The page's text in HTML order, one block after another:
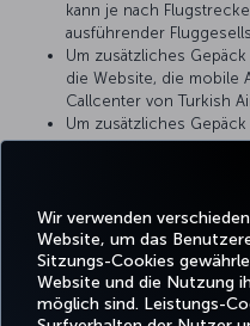
Wir verwenden
Website, um das
Sitzungs-Cookies
Website und die Nutzung
möglich sind. Leistungs-
kann je nach
ausführender
Um zusätzliches
die Website, die mobile
Callcenter von Turkish
Um zusätzliches Gepäck
Miles&Smiles-Mitglied
Zusätzliches Gepäck.